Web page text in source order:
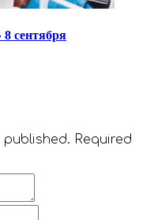
сентября
Required